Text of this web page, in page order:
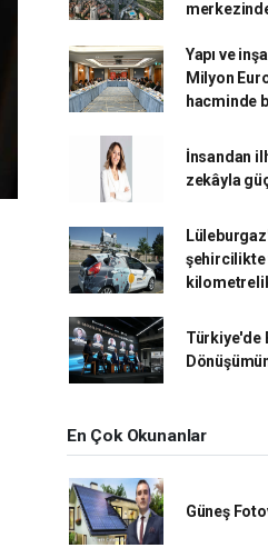
Yapı ve
Milyon
hacminde
İnsandan
zekâyla
şehircilikte
Türkiye'de
En Çok Okunanlar
Güneş